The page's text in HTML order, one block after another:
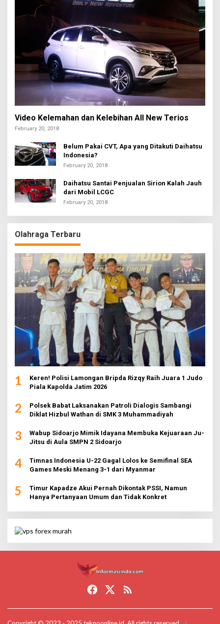
Video Kelemahan dan Kelebihan All New Terios
February 20, 2018
Belum Pakai CVT, Apa yang Ditakuti Daihatsu
Indonesia?
February 20, 2018
Daihatsu Santai Penjualan Sirion Kalah Jauh
dari Mobil LCGC
February 20, 2018
Olahraga Terbaru
1
Keren! Polisi Lamongan Bripda Rizqy Raih Juara 1 Judo
Piala Kapolda Jatim 2026
2
Polsek Babat Laksanakan Patroli Dialogis Sambangi
Diklat Hizbul Wathan di SMK 3 Muhammadiyah
3
Wabup Sidoarjo Mimik Idayana Membuka Kejuaraan Ju-
Jitsu di Aula SMPN 2 Sidoarjo
4
Timnas Indonesia U-22 Gagal Lolos ke Semifinal SEA
Games Meski Menang 3-1 dari Myanmar
5
Timur Kapadze Akui Pernah Dikontak PSSI, Namun
Hanya Pertanyaan Umum dan Tidak Konkret